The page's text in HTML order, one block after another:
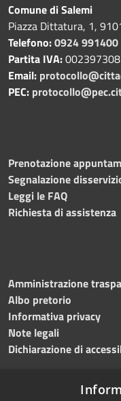
Comune di Salemi
Piazza Dittatura, 1,
Telefono:0924 991400
Partita IVA:
Email:
PEC:
Prenotazione
Segnalazione
Leggi le FAQ
Richiesta di assistenza
Amministrazione
Albo pretorio
Informativa privacy
Note legali
Dichiarazione di